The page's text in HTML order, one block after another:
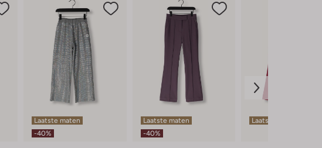
Laatste maten
-40%
Laatste maten
-40%
Laatste item